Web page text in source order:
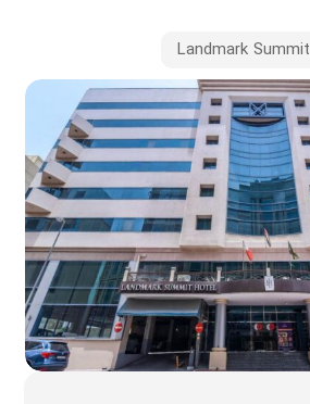
Landmark Summit